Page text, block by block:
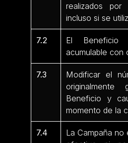
realizados
incluso si se
7.2
El
acumulable con
7.3
Modificar el
Beneficio y
momento de la
7.4 La Campaña